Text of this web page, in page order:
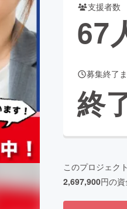
ビューティー・ヘルスケア
ya
支援者数
67
募集終了
終
このプロジェクト
2,697,900円の資